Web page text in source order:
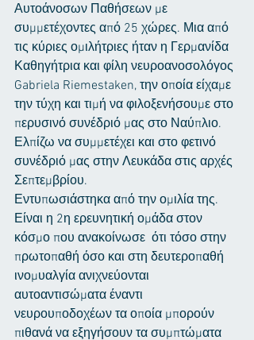
Αυτοάνοσων Παθήσεων με
συμμετέχοντες από 25 χώρες. Μια από
τις κύριες ομιλήτριες ήταν η Γερμανίδα
Καθηγήτρια και φίλη νευροανοσολόγος
Gabriela Riemestaken, την οποία είχαμε
την τύχη και τιμή να φιλοξενήσουμε στο
περυσινό συνέδριό μας στο Ναύπλιο.
Ελπίζω να συμμετέχει και στο φετινό
συνέδριό μας στην Λευκάδα στις αρχές
Σεπτεμβρίου.
Εντυπωσιάστηκα από την ομιλία της.
Είναι η 2η ερευνητική ομάδα στον
κόσμο που ανακοίνωσε  ότι τόσο στην
πρωτοπαθή όσο και στη δευτεροπαθή
ινομυαλγία ανιχνεύονται
αυτοαντισώματα έναντι
νευρουποδοχέων τα οποία μπορούν
πιθανά να εξηγήσουν τα συμπτώματα